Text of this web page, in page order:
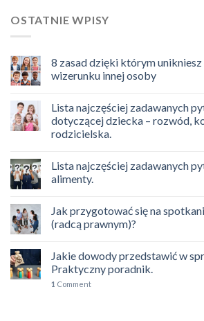
OSTATNIE WPISY
8 zasad dzięki którym unikniesz
wizerunku innej osoby
Lista najczęściej zadawanych
dotyczącej dziecka – rozwód,
rodzicielska.
Lista najczęściej zadawanych
alimenty.
Jak przygotować się na
(radcą prawnym)?
Jakie dowody przedstawić w
Praktyczny poradnik.
1 Comment